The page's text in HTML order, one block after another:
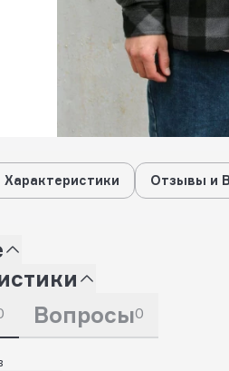
Характеристики Отзывы и
Вопросы0